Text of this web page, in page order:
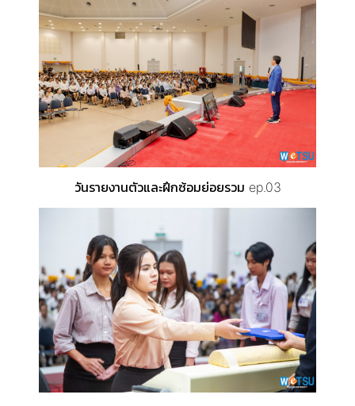
วันรายงานตัวและฝึกซ้อมย่อยรวม ep.03